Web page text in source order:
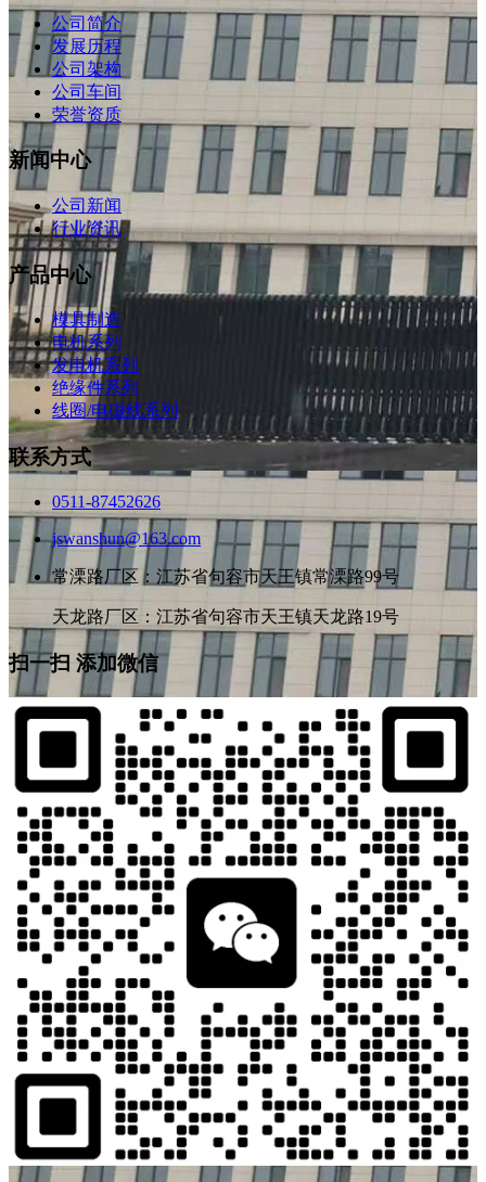
公司简介
发展历程
公司架构
公司车间
荣誉资质
新闻中心
公司新闻
行业资讯
产品中心
模具制造
电机系列
发电机系列
绝缘件系列
线圈/电磁线系列
联系方式
0511-87452626
jswanshun@163.com
常溧路厂区：江苏省句容市天王镇常溧路99号
天龙路厂区：江苏省句容市天王镇天龙路19号
扫一扫 添加微信